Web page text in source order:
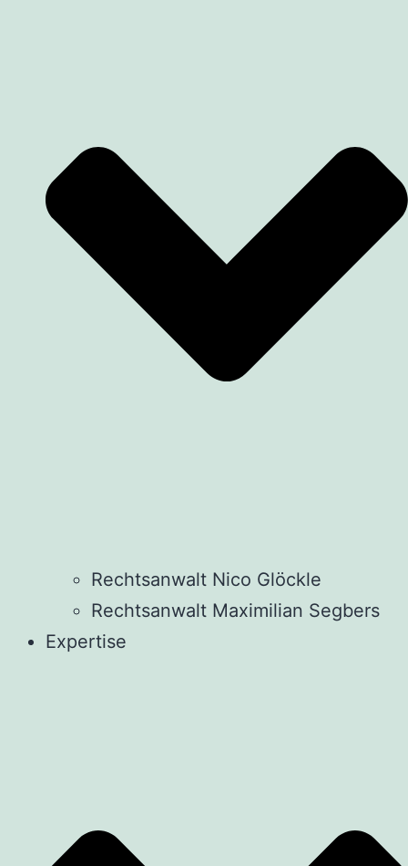
Rechtsanwalt Nico Glöckle
Rechtsanwalt Maximilian Segbers
Expertise